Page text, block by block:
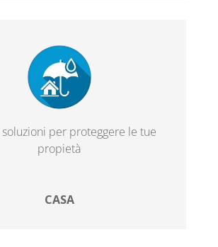
per proteggere le tue
propietà
CASA